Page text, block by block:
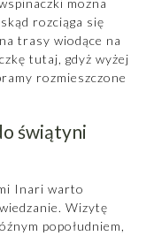
rozciąga się
trasy wiodące na
tutaj, gdyż wyżej
rozmieszczone
świątyni
Inari warto
Wizytę
popołudniem,